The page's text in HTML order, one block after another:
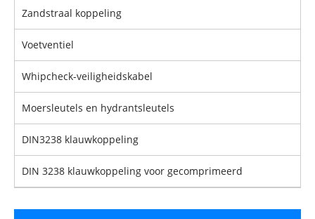
Zandstraal koppeling
Voetventiel
Whipcheck-veiligheidskabel
Moersleutels en hydrantsleutels
DIN3238 klauwkoppeling
DIN 3238 klauwkoppeling voor gecomprimeerd